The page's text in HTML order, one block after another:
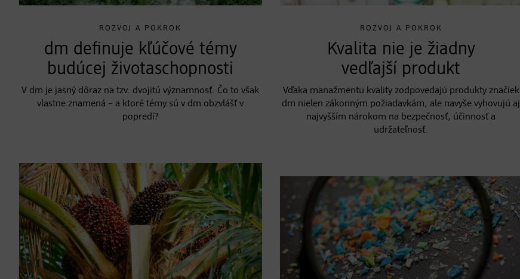
ROZVOJ A POKROK
dm definuje kľúčové témy
budúcej životaschopnosti
V dm je jasný dôraz na tzv. dvojitú významnosť. Čo to však
vlastne znamená – a ktoré témy sú v dm obzvlášť v
popredí?
ROZVOJ A POKROK
Kvalita nie je žiadny
vedľajší produkt
Vďaka manažmentu kvality zodpovedajú produkty značiek
dm nielen zákonným požiadavkám, ale navyše vyhovujú aj
najvyšším nárokom na bezpečnosť, účinnosť a
udržateľnosť.